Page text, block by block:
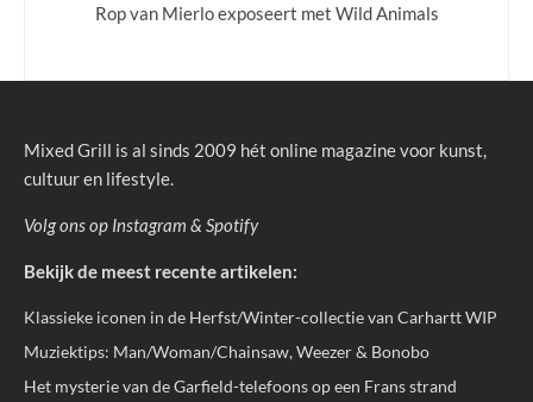
Rop van Mierlo exposeert met Wild Animals
Mixed Grill is al sinds 2009 hét online magazine voor kunst,
cultuur en lifestyle.
Volg ons op Instagram & Spotify
Bekijk de meest recente artikelen:
Klassieke iconen in de Herfst/Winter-collectie van Carhartt WIP
Muziektips: Man/Woman/Chainsaw, Weezer & Bonobo
Het mysterie van de Garfield-telefoons op een Frans strand